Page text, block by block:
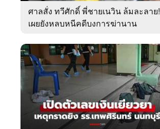
ศาลสั่ง ทวีศักดิ์ พี่ชายเนวิน ล้มละลาย!
เผยยังหลบหนีคดีบงการฆ่านาน